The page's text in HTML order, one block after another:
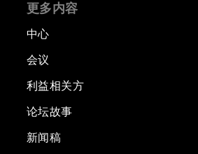
更多内容
中心
会议
利益相关方
论坛故事
新闻稿